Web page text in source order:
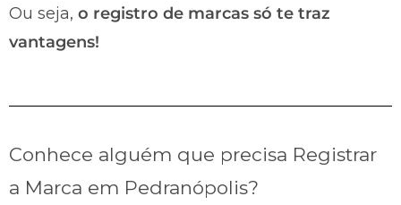
Ou seja, o registro de marcas só te traz
vantagens!
Conhece alguém que precisa Registrar
a Marca em Pedranópolis?